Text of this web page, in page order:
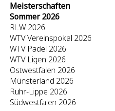
Meisterschaften
Sommer 2026
RLW 2026
WTV Vereinspokal 2026
WTV Padel 2026
WTV Ligen 2026
Ostwestfalen 2026
Münsterland 2026
Ruhr-Lippe 2026
Südwestfalen 2026